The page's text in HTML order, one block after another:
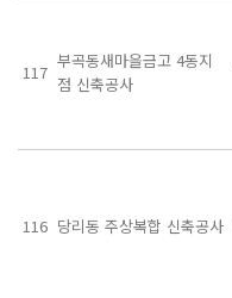
117
부곡동새마을금고 4동지
점 신축공사
116 당리동 주상복합 신축공사